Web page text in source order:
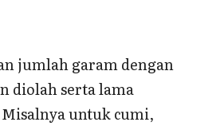
jumlah garam dengan
diolah serta lama
untuk cumi,